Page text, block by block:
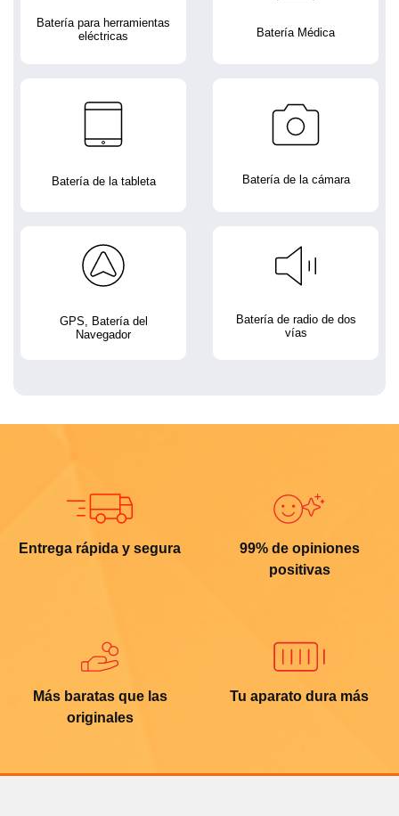
Batería para herramientas
eléctricas
Batería Médica
Batería de la tableta Batería de la cámara
GPS, Batería del
Navegador
Batería de radio de dos
vías
Entrega rápida y segura
99% de opiniones
positivas
Más baratas que las
originales
Tu aparato dura más